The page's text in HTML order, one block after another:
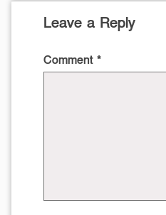
Leave a Reply
Comment *